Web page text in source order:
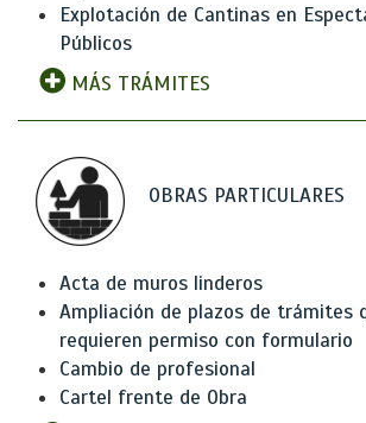
Explotación de Cantinas en
Públicos
MÁS TRÁMITES
OBRAS PARTICULARES
Acta de muros linderos
Ampliación de plazos de trámites
requieren permiso con formulario
Cambio de profesional
Cartel frente de Obra